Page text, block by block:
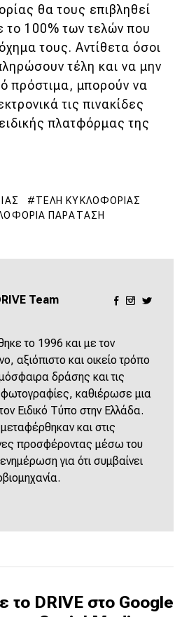
θα τους επιβληθεί
το 100% των τελών που
τους. Αντίθετα όσοι
τέλη και να μην
πρόστιμα, μπορούν να
τις πινακίδες
πλατφόρμας της
ΤΈΛΗ ΚΥΚΛΟΦΟΡΊΑΣ
ΠΑΡΆΤΑΣΗ
Team
το 1996 και με τον
αξιόπιστο και οικείο τρόπο
δράσης και τις
καθιέρωσε μια
Ειδικό Τύπο στην Ελλάδα.
και στις
προσφέροντας μέσω του
για ότι συμβαίνει
το DRIVE στο Google